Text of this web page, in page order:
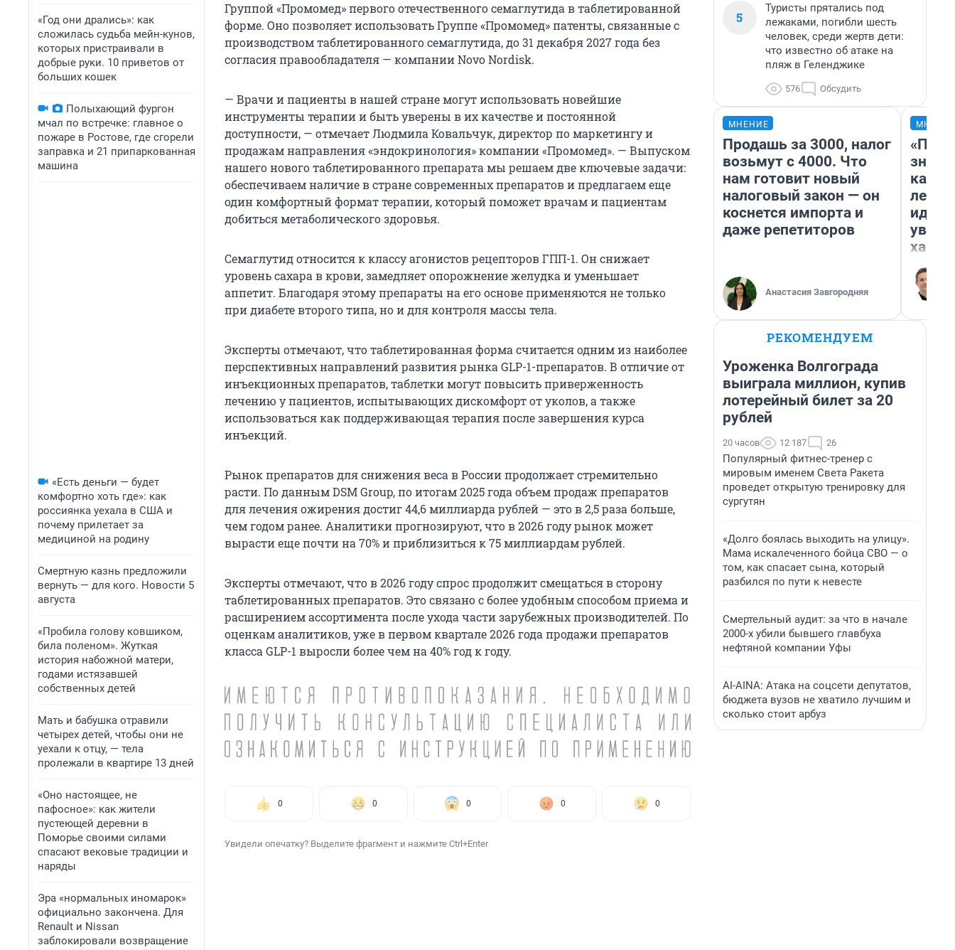
«Год они дрались»: как
сложилась судьба мейн-кунов,
которых пристраивали в
добрые руки. 10 приветов от
больших кошек
Полыхающий фургон
мчал по встречке: главное о
пожаре в Ростове, где сгорели
заправка и 21 припаркованная
машина
«Есть деньги — будет
комфортно хоть где»: как
россиянка уехала в США и
почему прилетает за
медициной на родину
Смертную казнь предложили
вернуть — для кого. Новости 5
августа
«Пробила голову ковшиком,
била поленом». Жуткая
история набожной матери,
годами истязавшей
собственных детей
Мать и бабушка отравили
четырех детей, чтобы они не
уехали к отцу, — тела
пролежали в квартире 13 дней
«Оно настоящее, не
пафосное»: как жители
пустеющей деревни в
Поморье своими силами
спасают вековые традиции и
наряды
Эра «нормальных иномарок»
официально закончена. Для
Renault и Nissan
заблокировали возвращение
Группой «Промомед» первого отечественного семаглутида в таблетированной
форме. Оно позволяет использовать Группе «Промомед» патенты, связанные с
производством таблетированного семаглутида, до 31 декабря 2027 года без
согласия правообладателя — компании Novo Nordisk.
— Врачи и пациенты в нашей стране могут использовать новейшие
инструменты терапии и быть уверены в их качестве и постоянной
доступности, — отмечает Людмила Ковальчук, директор по маркетингу и
продажам направления «эндокринология» компании «Промомед». — Выпуском
нашего нового таблетированного препарата мы решаем две ключевые задачи:
обеспечиваем наличие в стране современных препаратов и предлагаем еще
один комфортный формат терапии, который поможет врачам и пациентам
добиться метаболического здоровья.
Семаглутид относится к классу агонистов рецепторов ГПП-1. Он снижает
уровень сахара в крови, замедляет опорожнение желудка и уменьшает
аппетит. Благодаря этому препараты на его основе применяются не только
при диабете второго типа, но и для контроля массы тела.
Эксперты отмечают, что таблетированная форма считается одним из наиболее
перспективных направлений развития рынка GLP-1-препаратов. В отличие от
инъекционных препаратов, таблетки могут повысить приверженность
лечению у пациентов, испытывающих дискомфорт от уколов, а также
использоваться как поддерживающая терапия после завершения курса
инъекций.
Рынок препаратов для снижения веса в России продолжает стремительно
расти. По данным DSM Group, по итогам 2025 года объем продаж препаратов
для лечения ожирения достиг 44,6 миллиарда рублей — это в 2,5 раза больше,
чем годом ранее. Аналитики прогнозируют, что в 2026 году рынок может
вырасти еще почти на 70% и приблизиться к 75 миллиардам рублей.
Эксперты отмечают, что в 2026 году спрос продолжит смещаться в сторону
таблетированных препаратов. Это связано с более удобным способом приема и
расширением ассортимента после ухода части зарубежных производителей. По
оценкам аналитиков, уже в первом квартале 2026 года продажи препаратов
класса GLP-1 выросли более чем на 40% год к году.
0 0 0 0 0
Увидели опечатку? Выделите фрагмент и нажмите Ctrl+Enter
5
Туристы прятались под
лежаками, погибли шесть
человек, среди жертв дети:
что известно об атаке на
пляж в Геленджике
576 Обсудить
МНЕНИЕ
Продашь за 3000, налог
возьмут с 4000. Что
нам готовит новый
налоговый закон — он
коснется импорта и
даже репетиторов
Анастасия Завгородняя
идею
РЕКОМЕНДУЕМ
Уроженка Волгограда
выиграла миллион, купив
лотерейный билет за 20
рублей
20 часов 12 187 26
Популярный фитнес-тренер с
мировым именем Света Ракета
проведет открытую тренировку для
сургутян
«Долго боялась выходить на улицу».
Мама искалеченного бойца СВО — о
том, как спасает сына, который
разбился по пути к невесте
Смертельный аудит: за что в начале
2000-х убили бывшего главбуха
нефтяной компании Уфы
AI-AINA: Атака на соцсети депутатов,
бюджета вузов не хватило лучшим и
сколько стоит арбуз